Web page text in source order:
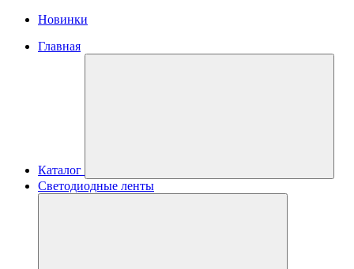
Новинки
Главная
Каталог
Светодиодные ленты